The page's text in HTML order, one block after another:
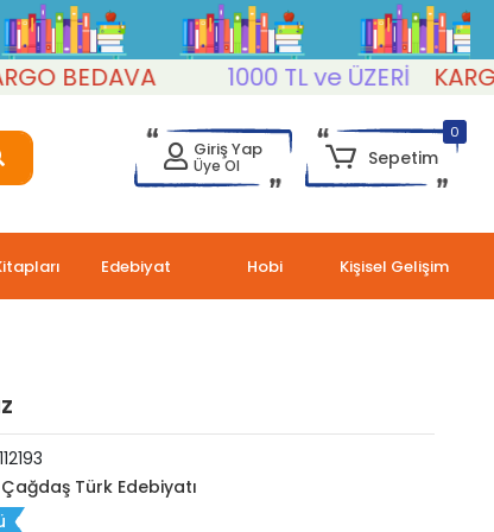
1000 TL ve ÜZERİ KARGO
Giriş Yap
Üye Ol
0
Sepetim
Edebiyat Hobi Kişisel Gelişim
Türk Edebiyatı